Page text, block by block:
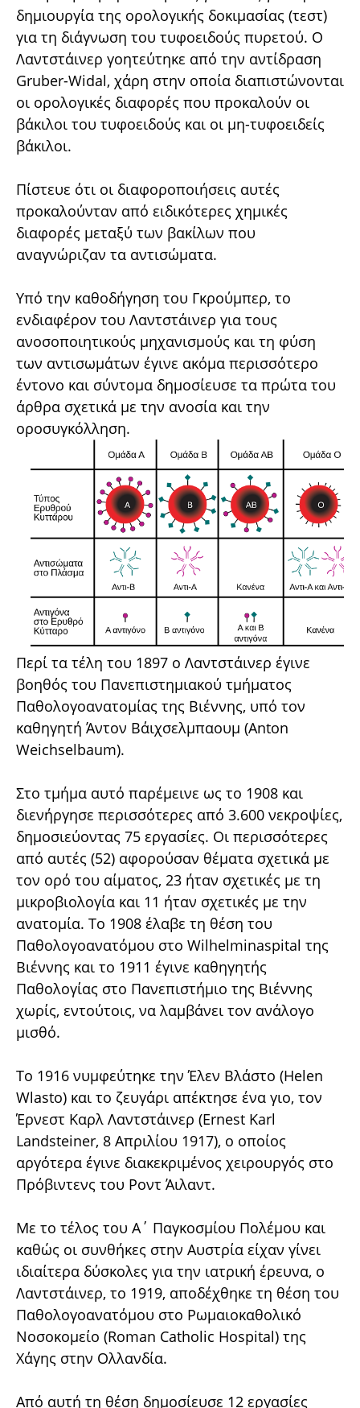
δημιουργία της ορολογικής δοκιμασίας (τεστ)
για τη διάγνωση του τυφοειδούς πυρετού. Ο
Λαντστάινερ γοητεύτηκε από την αντίδραση
Gruber-Widal, χάρη στην οποία διαπιστώνονται
οι ορολογικές διαφορές που προκαλούν οι
βάκιλοι του τυφοειδούς και οι μη-τυφοειδείς
βάκιλοι.
Πίστευε ότι οι διαφοροποιήσεις αυτές
προκαλούνταν από ειδικότερες χημικές
διαφορές μεταξύ των βακίλων που
αναγνώριζαν τα αντισώματα.
Υπό την καθοδήγηση του Γκρούμπερ, το
ενδιαφέρον του Λαντστάινερ για τους
ανοσοποιητικούς μηχανισμούς και τη φύση
των αντισωμάτων έγινε ακόμα περισσότερο
έντονο και σύντομα δημοσίευσε τα πρώτα του
άρθρα σχετικά με την ανοσία και την
οροσυγκόλληση.
Περί τα τέλη του 1897 ο Λαντστάινερ έγινε
βοηθός του Πανεπιστημιακού τμήματος
Παθολογοανατομίας της Βιέννης, υπό τον
καθηγητή Άντον Βάιχσελμπαουμ (Anton
Weichselbaum).
Στο τμήμα αυτό παρέμεινε ως το 1908 και
διενήργησε περισσότερες από 3.600 νεκροψίες,
δημοσιεύοντας 75 εργασίες. Οι περισσότερες
από αυτές (52) αφορούσαν θέματα σχετικά με
τον ορό του αίματος, 23 ήταν σχετικές με τη
μικροβιολογία και 11 ήταν σχετικές με την
ανατομία. Το 1908 έλαβε τη θέση του
Παθολογοανατόμου στο Wilhelminaspital της
Βιέννης και το 1911 έγινε καθηγητής
Παθολογίας στο Πανεπιστήμιο της Βιέννης
χωρίς, εντούτοις, να λαμβάνει τον ανάλογο
μισθό.
Το 1916 νυμφεύτηκε την Έλεν Βλάστο (Helen
Wlasto) και το ζευγάρι απέκτησε ένα γιο, τον
Έρνεστ Καρλ Λαντστάινερ (Ernest Karl
Landsteiner, 8 Απριλίου 1917), ο οποίος
αργότερα έγινε διακεκριμένος χειρουργός στο
Πρόβιντενς του Ροντ Άιλαντ.
Με το τέλος του Α΄ Παγκοσμίου Πολέμου και
καθώς οι συνθήκες στην Αυστρία είχαν γίνει
ιδιαίτερα δύσκολες για την ιατρική έρευνα, ο
Λαντστάινερ, το 1919, αποδέχθηκε τη θέση του
Παθολογοανατόμου στο Ρωμαιοκαθολικό
Νοσοκομείο (Roman Catholic Hospital) της
Χάγης στην Ολλανδία.
Από αυτή τη θέση δημοσίευσε 12 εργασίες